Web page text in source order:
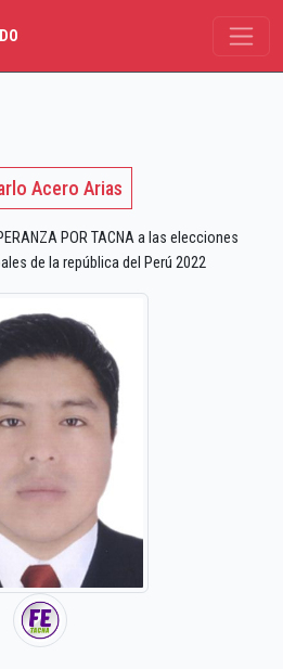
Acero Arias
POR TACNA a las elecciones
de la república del Perú 2022